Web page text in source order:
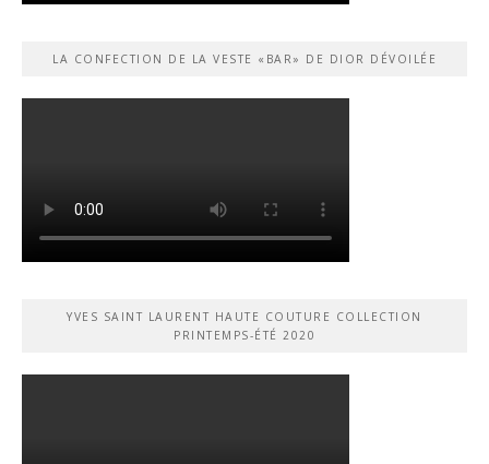
LA CONFECTION DE LA VESTE «BAR» DE DIOR DÉVOILÉE
YVES SAINT LAURENT HAUTE COUTURE COLLECTION
PRINTEMPS-ÉTÉ 2020